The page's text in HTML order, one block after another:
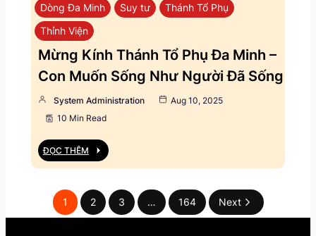
Dòng Đa Minh Suy tư
Thánh Tổ Phụ
Thỉnh Viện
Mừng Kính Thánh Tổ Phụ Đa Minh –
Con Muốn Sống Như Người Đã Sống
System Administration
Aug 10, 2025
10 Min Read
ĐỌC THÊM
1 2 3 … 164 Next